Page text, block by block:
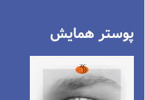
پوستر همایش